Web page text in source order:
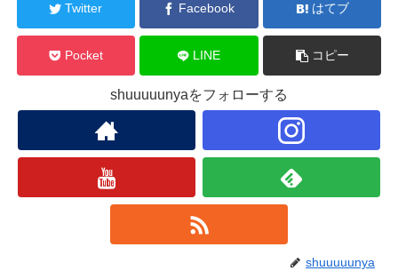
Twitter Facebook はてブ
Pocket LINE コピー
shuuuuunyaをフォローする
shuuuuunya